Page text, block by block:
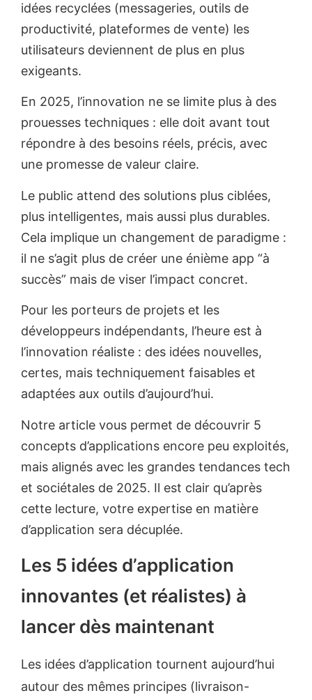
idées recyclées (messageries, outils de
productivité, plateformes de vente) les
utilisateurs deviennent de plus en plus
exigeants.
En 2025, l’innovation ne se limite plus à des
prouesses techniques : elle doit avant tout
répondre à des besoins réels, précis, avec
une promesse de valeur claire.
Le public attend des solutions plus ciblées,
plus intelligentes, mais aussi plus durables.
Cela implique un changement de paradigme :
il ne s’agit plus de créer une énième app “à
succès” mais de viser l’impact concret.
Pour les porteurs de projets et les
développeurs indépendants, l’heure est à
l’innovation réaliste : des idées nouvelles,
certes, mais techniquement faisables et
adaptées aux outils d’aujourd’hui.
Notre article vous permet de découvrir 5
concepts d’applications encore peu exploités,
mais alignés avec les grandes tendances tech
et sociétales de 2025. Il est clair qu’après
cette lecture, votre expertise en matière
d’application sera décuplée.
Les 5 idées d’application
innovantes (et réalistes) à
lancer dès maintenant
Les idées d’application tournent aujourd’hui
autour des mêmes principes (livraison-